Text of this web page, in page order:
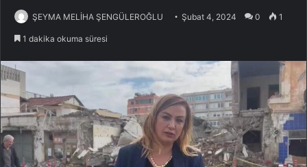
ŞEYMA MELİHA ŞENGÜLEROĞLU Şubat 4, 2024 0 1
1 dakika okuma süresi